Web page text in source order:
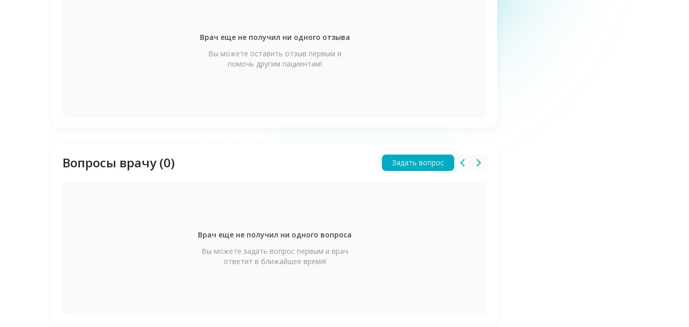
Врач еще не получил ни одного отзыва
Вы можете оставить отзыв первым и
помочь другим пациентам!
Вопросы врачу (0) Задать вопрос
Врач еще не получил ни одного вопроса
Вы можете задать вопрос первым и врач
ответит в ближайшее время!